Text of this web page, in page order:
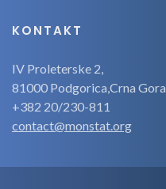
KONTAKT
IV Proleterske 2,
81000 Podgorica,Crna Gora
+382 20/230-811
contact@monstat.org